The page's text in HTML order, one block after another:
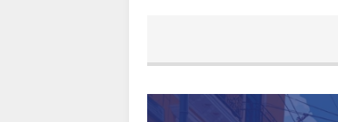
Trip.com) 韓国旅
08/01 Trip.com) 海外ホ
08/01 エアトリ) 海外航